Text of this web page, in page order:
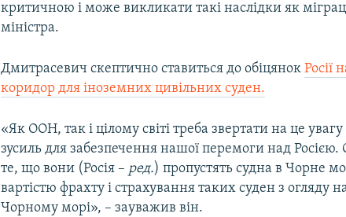
критичною і може викликати такі наслідки як
міністра.
Дмитрасевич скептично ставиться до обіцянокРосії
коридор для іноземних цивільних суден.
«Як ООН, так і цілому світі треба звертати на це
зусиль для забезпечення нашої перемоги над Росією.
те, що вони (Росія – ред.) пропустять судна в Чорне
вартістю фрахту і страхування таких суден з огляду
Чорному морі», – зауважив він.